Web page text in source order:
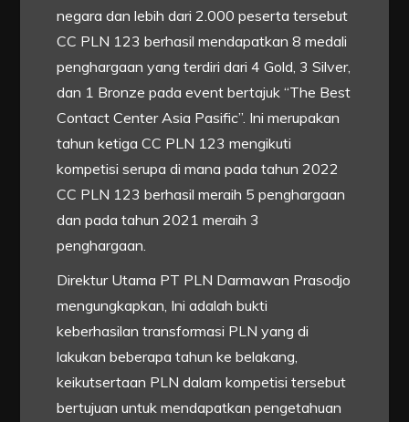
negara dan lebih dari 2.000 peserta tersebut
CC PLN 123 berhasil mendapatkan 8 medali
penghargaan yang terdiri dari 4 Gold, 3 Silver,
dan 1 Bronze pada event bertajuk “The Best
Contact Center Asia Pasific”. Ini merupakan
tahun ketiga CC PLN 123 mengikuti
kompetisi serupa di mana pada tahun 2022
CC PLN 123 berhasil meraih 5 penghargaan
dan pada tahun 2021 meraih 3
penghargaan.
Direktur Utama PT PLN Darmawan Prasodjo
mengungkapkan, Ini adalah bukti
keberhasilan transformasi PLN yang di
lakukan beberapa tahun ke belakang,
keikutsertaan PLN dalam kompetisi tersebut
bertujuan untuk mendapatkan pengetahuan